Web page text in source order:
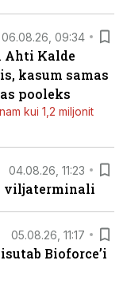
06.08.26, 09:34
Ahti Kalde
kasum samas
pooleks
kui 1,2 miljonit
04.08.26, 11:23
viljaterminali
05.08.26, 11:17
Bioforce’i